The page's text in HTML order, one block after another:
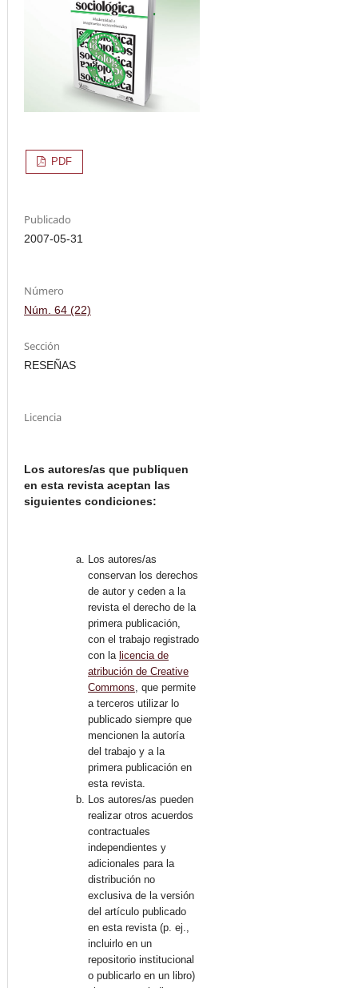
PDF
Publicado
2007-05-31
Número
Núm. 64 (22)
Sección
RESEÑAS
Licencia
Los autores/as que publiquen
en esta revista aceptan las
siguientes condiciones:
Los autores/as
conservan los derechos
de autor y ceden a la
revista el derecho de la
primera publicación,
con el trabajo registrado
con la licencia de
atribución de Creative
Commons , que permite
a terceros utilizar lo
publicado siempre que
mencionen la autoría
del trabajo y a la
primera publicación en
esta revista.
Los autores/as pueden
realizar otros acuerdos
contractuales
independientes y
adicionales para la
distribución no
exclusiva de la versión
del artículo publicado
en esta revista (p. ej.,
incluirlo en un
repositorio institucional
o publicarlo en un libro)